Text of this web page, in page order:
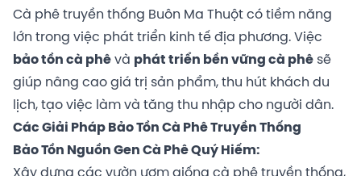
Cà phê truyền thống Buôn Ma Thuột có tiềm năng
lớn trong việc phát triển kinh tế địa phương. Việc
bảo tồn cà phê và phát triển bền vững cà phê sẽ
giúp nâng cao giá trị sản phẩm, thu hút khách du
lịch, tạo việc làm và tăng thu nhập cho người dân.
Các Giải Pháp Bảo Tồn Cà Phê Truyền Thống
Bảo Tồn Nguồn Gen Cà Phê Quý Hiếm:
Xây dựng các vườn ươm giống cà phê truyền thống,